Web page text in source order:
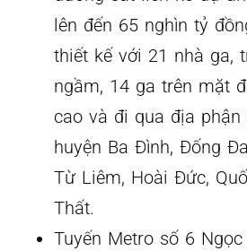
lên đến 65 nghìn tỷ
thiết kế với 21 nhà ga,
ngầm, 14 ga trên mặt
cao và đi qua địa phận
huyện Ba Đình, Đống
Từ Liêm, Hoài Đức,
Thất.
Tuyến Metro số 6